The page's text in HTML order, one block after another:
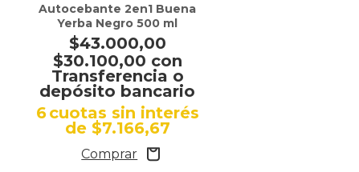
Autocebante 2en1 Buena
Yerba Negro 500 ml
$43.000,00
$30.100,00 con
Transferencia o
depósito bancario
6cuotas sin interés
de $7.166,67